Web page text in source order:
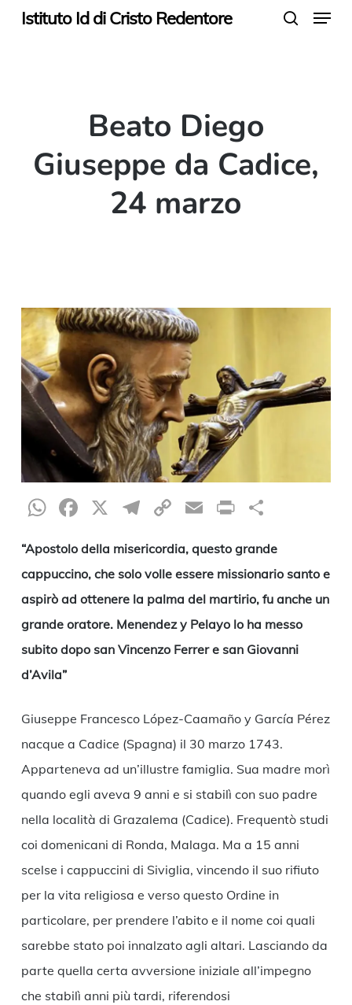
SkipIstituto Id di Cristo Redentore Menu
Beato Diego
Giuseppe da Cadice,
24 marzo
WhatsApp
Facebook
X Telegram
CopyEmailPrint
“Apostolo della misericordia, questo grande
cappuccino, che solo volle essere missionario santo e
aspirò ad ottenere la palma del martirio, fu anche un
grande oratore. Menendez y Pelayo lo ha messo
subito dopo san Vincenzo Ferrer e san Giovanni
d’Avila”
Giuseppe Francesco López-Caamaño y García Pérez
nacque a Cadice (Spagna) il 30 marzo 1743.
Apparteneva ad un’illustre famiglia. Sua madre morì
quando egli aveva 9 anni e si stabilì con suo padre
nella località di Grazalema (Cadice). Frequentò studi
coi domenicani di Ronda, Malaga. Ma a 15 anni
scelse i cappuccini di Siviglia, vincendo il suo rifiuto
per la vita religiosa e verso questo Ordine in
particolare, per prendere l’abito e il nome coi quali
sarebbe stato poi innalzato agli altari. Lasciando da
parte quella certa avversione iniziale all’impegno
che stabilì anni più tardi, riferendosi